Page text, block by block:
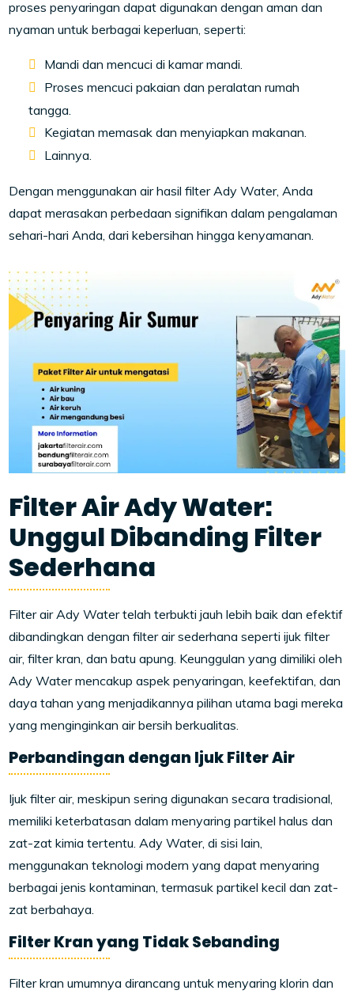
proses penyaringan dapat digunakan dengan aman dan
nyaman untuk berbagai keperluan, seperti:
Mandi dan mencuci di kamar mandi.
Proses mencuci pakaian dan peralatan rumah
tangga.
Kegiatan memasak dan menyiapkan makanan.
Lainnya.
Dengan menggunakan air hasil filter Ady Water, Anda
dapat merasakan perbedaan signifikan dalam pengalaman
sehari-hari Anda, dari kebersihan hingga kenyamanan.
Filter Air Ady Water:
Unggul Dibanding Filter
Sederhana
Filter air Ady Water telah terbukti jauh lebih baik dan efektif
dibandingkan dengan filter air sederhana seperti ijuk filter
air, filter kran, dan batu apung. Keunggulan yang dimiliki oleh
Ady Water mencakup aspek penyaringan, keefektifan, dan
daya tahan yang menjadikannya pilihan utama bagi mereka
yang menginginkan air bersih berkualitas.
Perbandingan dengan Ijuk Filter Air
Ijuk filter air, meskipun sering digunakan secara tradisional,
memiliki keterbatasan dalam menyaring partikel halus dan
zat-zat kimia tertentu. Ady Water, di sisi lain,
menggunakan teknologi modern yang dapat menyaring
berbagai jenis kontaminan, termasuk partikel kecil dan zat-
zat berbahaya.
Filter Kran yang Tidak Sebanding
Filter kran umumnya dirancang untuk menyaring klorin dan